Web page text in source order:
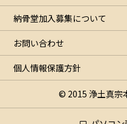
納骨堂加入募集について
お問い合わせ
個人情報保護方針
© 2015 浄土真宗